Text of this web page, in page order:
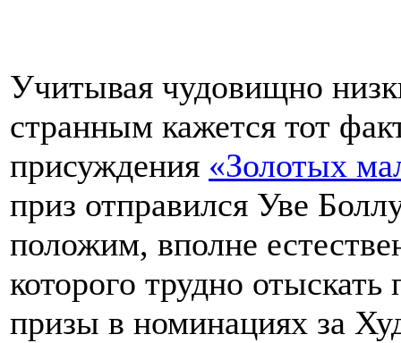
Учитывая чудовищно
странным кажется тот
присуждения «Золотых
приз отправился Уве
положим, вполне
которого трудно
призы в номинациях за